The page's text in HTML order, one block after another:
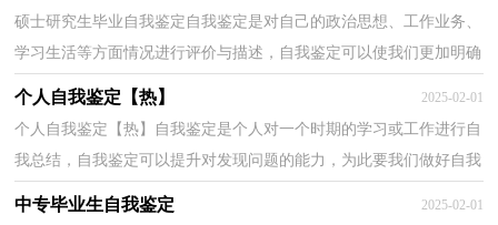
硕士研究生毕业自我鉴定自我鉴定是对自己的政治思想、工作业务、
学习生活等方面情况进行评价与描述，自我鉴定可以使我们更加明确
目标，为此要我们做好自我鉴定。那么自我鉴定要...
个人自我鉴定【热】 2025-02-01
个人自我鉴定【热】自我鉴定是个人对一个时期的学习或工作进行自
我总结，自我鉴定可以提升对发现问题的能力，为此要我们做好自我
鉴定。自我鉴定你想好怎么写了吗？以下是小编精心...
中专毕业生自我鉴定 2025-02-01